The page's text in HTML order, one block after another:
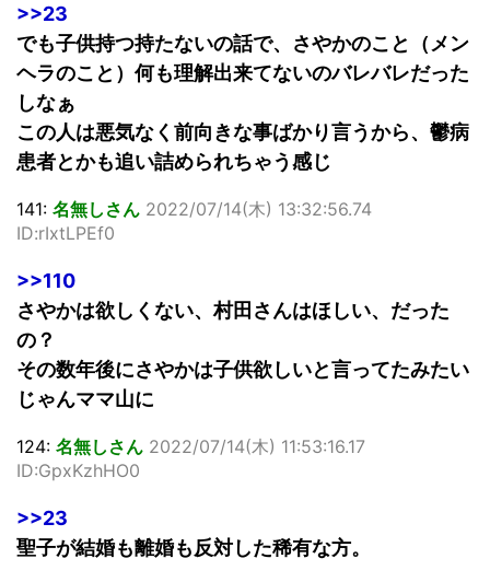
>>23
でも子供持つ持たないの話で、さやかのこと（メン
ヘラのこと）何も理解出来てないのバレバレだった
しなぁ
この人は悪気なく前向きな事ばかり言うから、鬱病
患者とかも追い詰められちゃう感じ
141: 名無しさん 2022/07/14(木) 13:32:56.74
ID:rIxtLPEf0
>>110
さやかは欲しくない、村田さんはほしい、だった
の？
その数年後にさやかは子供欲しいと言ってたみたい
じゃんママ山に
124: 名無しさん 2022/07/14(木) 11:53:16.17
ID:GpxKzhHO0
>>23
聖子が結婚も離婚も反対した稀有な方。